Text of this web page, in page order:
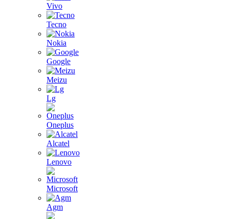
Vivo
Tecno
Nokia
Google
Meizu
Lg
Oneplus
Alcatel
Lenovo
Microsoft
Agm